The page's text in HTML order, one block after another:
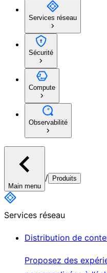
Services réseau
Sécurité
Compute
Observabilité
Main menu
/ Produits
Services réseau
Distribution de
Proposez des